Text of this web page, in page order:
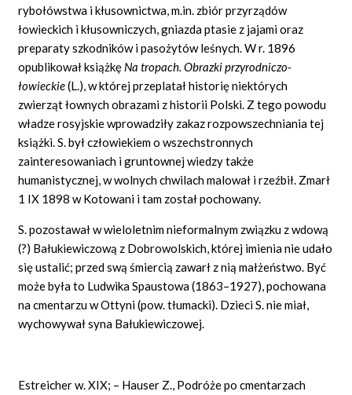
rybołówstwa i kłusownictwa, m.in. zbiór przyrządów
łowieckich i kłusowniczych, gniazda ptasie z jajami oraz
preparaty szkodników i pasożytów leśnych. W r. 1896
opublikował książkę Na tropach. Obrazki przyrodniczo-
łowieckie(L.), w której przeplatał historię niektórych
zwierząt łownych obrazami z historii Polski. Z tego powodu
władze rosyjskie wprowadziły zakaz rozpowszechniania tej
książki. S. był człowiekiem o wszechstronnych
zainteresowaniach i gruntownej wiedzy także
humanistycznej, w wolnych chwilach malował i rzeźbił. Zmarł
1 IX 1898 w Kotowani i tam został pochowany.
S. pozostawał w wieloletnim nieformalnym związku z wdową
(?) Bałukiewiczową z Dobrowolskich, której imienia nie udało
się ustalić; przed swą śmiercią zawarł z nią małżeństwo. Być
może była to Ludwika Spaustowa (1863–1927), pochowana
na cmentarzu w Ottyni (pow. tłumacki). Dzieci S. nie miał,
wychowywał syna Bałukiewiczowej.
Estreicher w. XIX; – Hauser Z., Podróże po cmentarzach